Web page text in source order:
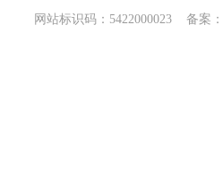
网站标识码：5422000023 备案：